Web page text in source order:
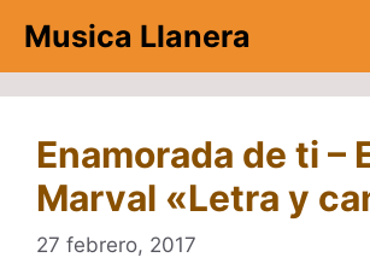
contenido
Musica Llanera
Enamorada de ti –
Marval «Letra y
27 febrero, 2017